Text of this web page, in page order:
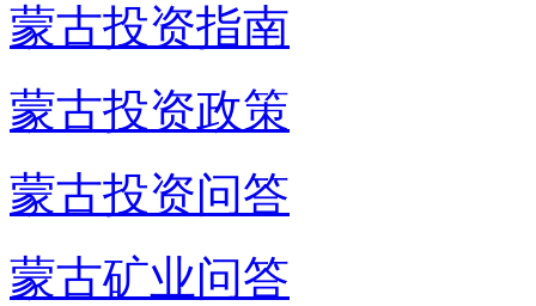
蒙古投资指南
蒙古投资政策
蒙古投资问答
蒙古矿业问答